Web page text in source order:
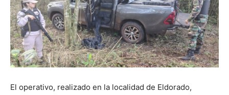
El operativo, realizado en la localidad de Eldorado,